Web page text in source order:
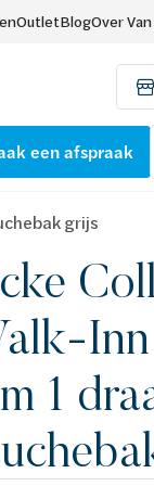
OutletBlogOver
een afspraak
grijs
Inn
1